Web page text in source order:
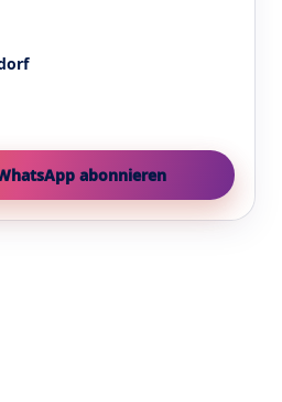
abonnieren